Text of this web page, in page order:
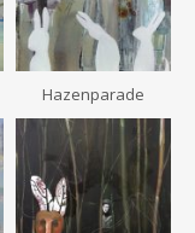
Hazenparade